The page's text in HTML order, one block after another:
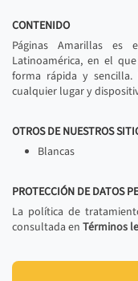
CONTENIDO
Páginas Amarillas es
Latinoamérica, en el
forma rápida y sencilla.
cualquier lugar y
OTROS DE NUESTROS
Blancas
PROTECCIÓN DE DATOS
La política de
consultada en Términos